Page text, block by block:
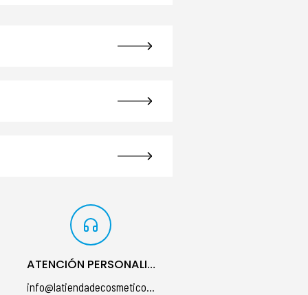
ATENCIÓN PERSONALIZADA
info@latiendadecosmeticos.com